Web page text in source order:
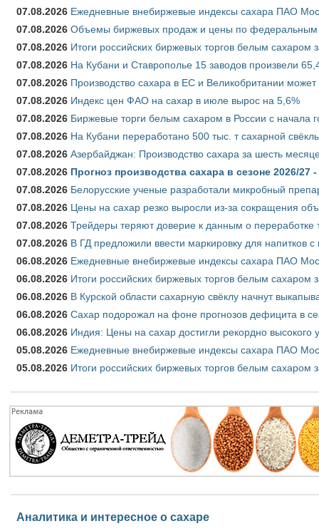
07.08.2026 Ежедневные внебиржевые индексы сахара ПАО
07.08.2026 Объемы биржевых продаж и цены по федеральным
07.08.2026 Итоги российских биржевых торгов белым сахаром
07.08.2026 На Кубани и Ставрополье 15 заводов произвели
07.08.2026 Производство сахара в ЕС и Великобритании
07.08.2026 Индекс цен ФАО на сахар в июле вырос на 5,6%
07.08.2026 Биржевые торги белым сахаром в России с начала
07.08.2026 На Кубани переработано 500 тыс. т сахарной
07.08.2026 Азербайджан: Производство сахара за шесть
07.08.2026 Прогноз производства сахара в сезоне 2026/
07.08.2026 Белорусские ученые разработали микробный
07.08.2026 Цены на сахар резко выросли из-за сокращения
07.08.2026 Трейдеры теряют доверие к данным о переработке
07.08.2026 В ГД предложили ввести маркировку для напитков
06.08.2026 Ежедневные внебиржевые индексы сахара ПАО
06.08.2026 Итоги российских биржевых торгов белым сахаром
06.08.2026 В Курской области сахарную свёклу начнут
06.08.2026 Сахар подорожал на фоне прогнозов дефицита в
06.08.2026 Индия: Цены на сахар достигли рекордно высокого
05.08.2026 Ежедневные внебиржевые индексы сахара ПАО
05.08.2026 Итоги российских биржевых торгов белым сахаром
Аналитика и интересное о сахаре